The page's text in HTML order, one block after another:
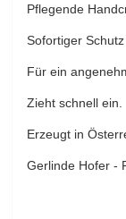
Pflegende
Sofortiger
Für ein
Zieht schnell ein.
Erzeugt in
Gerlinde Hofer -